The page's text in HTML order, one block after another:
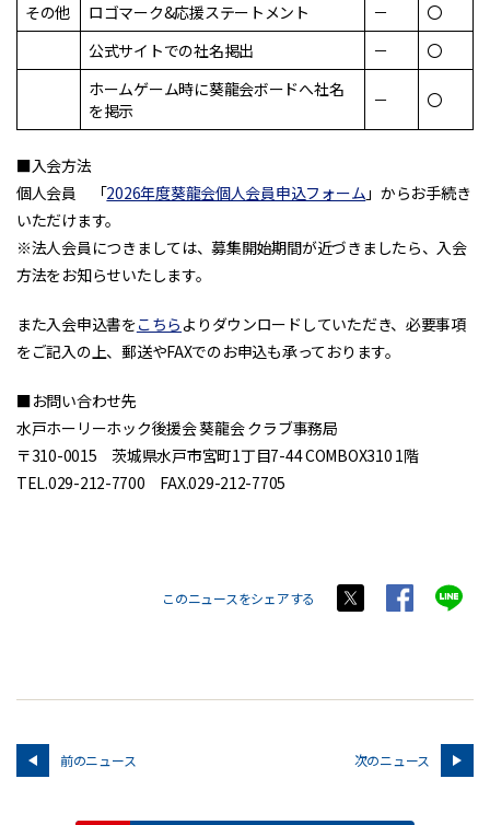
その他
ロゴマーク&応援ステートメント －
〇
公式サイトでの社名掲出
－
〇
ホームゲーム時に葵龍会ボードへ社名
を掲示
－ 〇
■入会方法
個人会員 「2026年度葵龍会個人会員申込フォーム 」からお手続き
いただけます。
※法人会員につきましては、募集開始期間が近づきましたら、入会
方法をお知らせいたします。
また入会申込書をこちら よりダウンロードしていただき、必要事項
をご記入の上、郵送やFAXでのお申込も承っております。
■お問い合わせ先
水戸ホーリーホック後援会 葵龍会 クラブ事務局
〒310-0015 茨城県水戸市宮町1丁目7-44 COMBOX310 1階
TEL.029-212-7700 FAX.029-212-7705
このニュースをシェアする
前のニュース 次のニュース